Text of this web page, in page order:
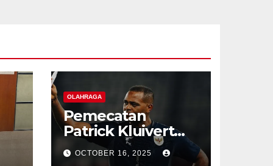
OLAHRAGA
Pemecatan
Patrick Kluivert
dari PSSI: Akhir
Karier Singkat
OCTOBER 16, 2025